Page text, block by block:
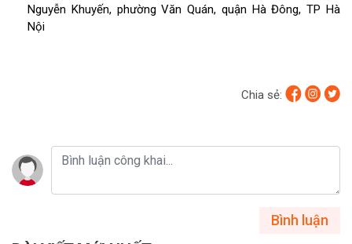
Nguyễn Khuyến, phường Văn Quán, quận Hà Đông, TP Hà
Nội
Chia sẻ:
Bình luận